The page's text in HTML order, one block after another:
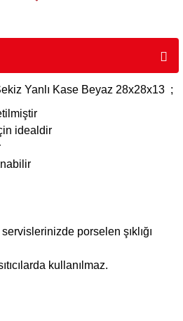
Yanlı Kase Beyaz 28x28x13 ;
idealdir
porselen şıklığı
kullanılmaz.